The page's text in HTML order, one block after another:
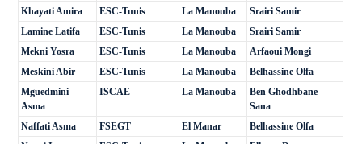
Khayati Amira ESC-Tunis La Manouba
Srairi Samir
Lamine Latifa
ESC-Tunis La Manouba
Srairi Samir
Mekni Yosra
ESC-Tunis La Manouba
Arfaoui Mongi
Meskini Abir
ESC-Tunis La Manouba
Belhassine Olfa
Mguedmini
Asma
ISCAE La Manouba
Ben Ghodhbane
Sana
Naffati Asma
FSEGT El Manar
Belhassine Olfa